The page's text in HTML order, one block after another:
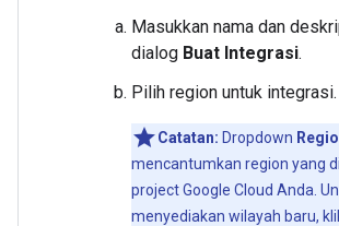
Masukkan nama dan
dialog Buat Integrasi.
Pilih region untuk integrasi.
Catatan: Dropdown
mencantumkan region yang
project Google Cloud Anda.
menyediakan wilayah baru,